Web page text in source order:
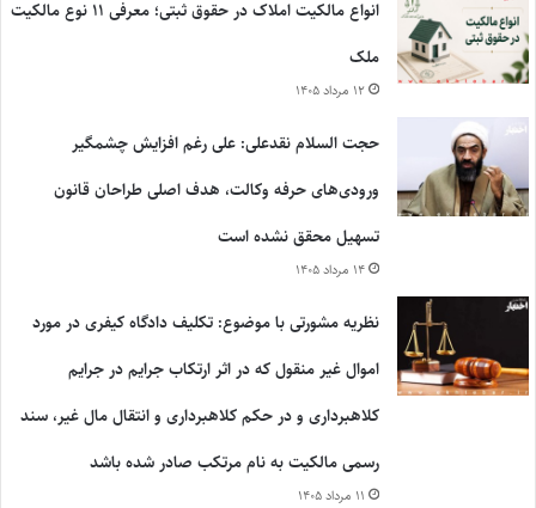
انواع مالکیت املاک در حقوق ثبتی؛ معرفی ۱۱ نوع مالکیت
ملک
۱۲ مرداد ۱۴۰۵
حجت السلام نقدعلی: علی رغم افزایش چشمگیر
ورودی‌های حرفه وکالت، هدف اصلی طراحان قانون
تسهیل محقق نشده است
۱۴ مرداد ۱۴۰۵
نظریه مشورتی با موضوع: تکلیف دادگاه کیفری در مورد
اموال غیر منقول که در اثر ارتکاب جرایم در جرایم
کلاهبرداری و در حکم کلاهبرداری و انتقال مال غیر، سند
رسمی مالکیت به نام مرتکب صادر شده باشد
۱۱ مرداد ۱۴۰۵